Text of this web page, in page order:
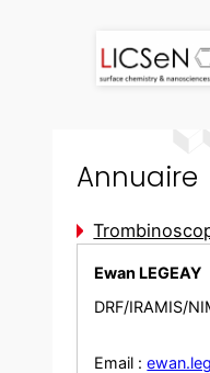
Annuaire
Ewan LEGEAY
DRF/IRAMIS/
Email :